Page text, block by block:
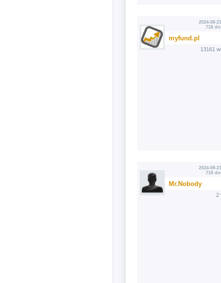
2024-08-
718
myfund.pl
13161
2024-08-
718
Mr.Nobody
2